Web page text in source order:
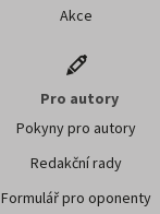
Akce
Pro autory
Pokyny pro autory
Redakční rady
Formulář pro oponenty